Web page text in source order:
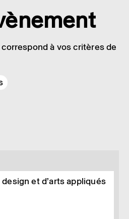
à vos critères de
et d’arts appliqués